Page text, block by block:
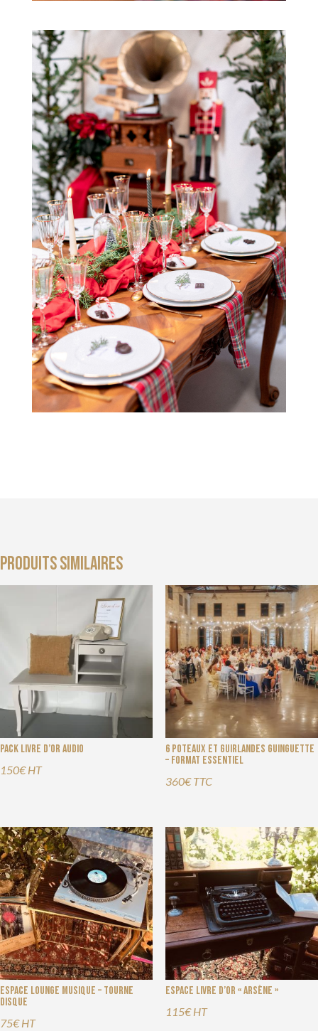
Produits similaires
Pack livre d’or audio
150€ HT
6 Poteaux et guirlandes guinguette
– Format essentiel
360€ TTC
Espace Lounge Musique – Tourne
disque
75€ HT
Espace Livre d’Or « Arsène »
115€ HT